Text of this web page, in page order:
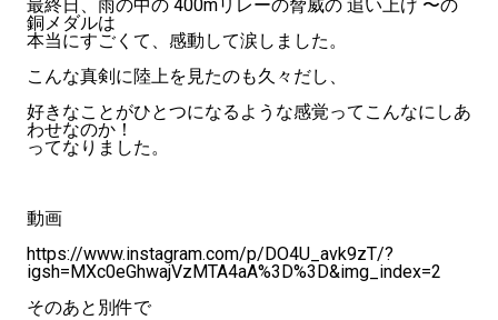
最終日、雨の中の 400mリレーの脅威の 追い上げ 〜の
銅メダルは
本当にすごくて、感動して涙しました。
こんな真剣に陸上を見たのも久々だし、
好きなことがひとつになるような感覚ってこんなにしあ
わせなのか！
ってなりました。
動画
https://www.instagram.com/p/DO4U_avk9zT/?
igsh=MXc0eGhwajVzMTA4aA%3D%3D&img_index=2
そのあと別件で